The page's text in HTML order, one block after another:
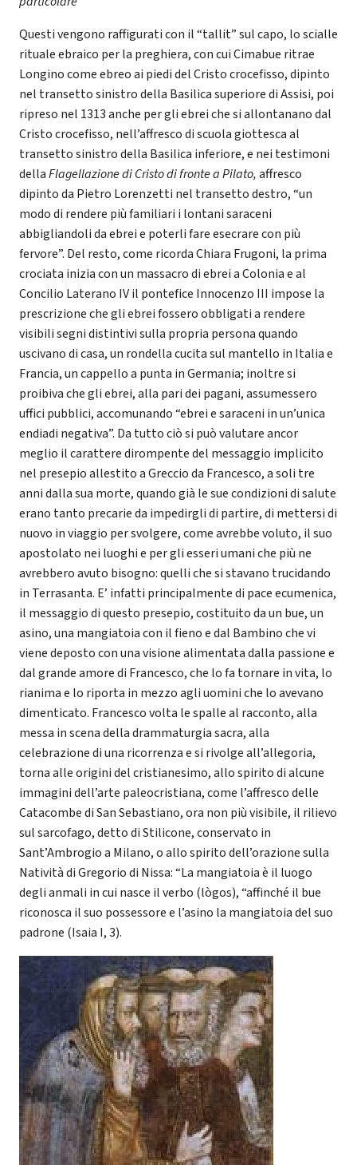
Questi vengono raffigurati con il “tallit” sul capo, lo scialle
rituale ebraico per la preghiera, con cui Cimabue ritrae
Longino come ebreo ai piedi del Cristo crocefisso, dipinto
nel transetto sinistro della Basilica superiore di Assisi, poi
ripreso nel 1313 anche per gli ebrei che si allontanano dal
Cristo crocefisso, nell’affresco di scuola giottesca al
transetto sinistro della Basilica inferiore, e nei testimoni
dellaFlagellazione di Cristo di fronte a Pilato,affresco
dipinto da Pietro Lorenzetti nel transetto destro, “un
modo di rendere più familiari i lontani saraceni
abbigliandoli da ebrei e poterli fare esecrare con più
fervore”. Del resto, come ricorda Chiara Frugoni, la prima
crociata inizia con un massacro di ebrei a Colonia e al
Concilio Laterano IV il pontefice Innocenzo III impose la
prescrizione che gli ebrei fossero obbligati a rendere
visibili segni distintivi sulla propria persona quando
uscivano di casa, un rondella cucita sul mantello in Italia e
Francia, un cappello a punta in Germania; inoltre si
proibiva che gli ebrei, alla pari dei pagani, assumessero
uffici pubblici, accomunando “ebrei e saraceni in un’unica
endiadi negativa”. Da tutto ciò si può valutare ancor
meglio il carattere dirompente del messaggio implicito
nel presepio allestito a Greccio da Francesco, a soli tre
anni dalla sua morte, quando già le sue condizioni di salute
erano tanto precarie da impedirgli di partire, di mettersi di
nuovo in viaggio per svolgere, come avrebbe voluto, il suo
apostolato nei luoghi e per gli esseri umani che più ne
avrebbero avuto bisogno: quelli che si stavano trucidando
in Terrasanta. E’ infatti principalmente di pace ecumenica,
il messaggio di questo presepio, costituito da un bue, un
asino, una mangiatoia con il fieno e dal Bambino che vi
viene deposto con una visione alimentata dalla passione e
dal grande amore di Francesco, che lo fa tornare in vita, lo
rianima e lo riporta in mezzo agli uomini che lo avevano
dimenticato. Francesco volta le spalle al racconto, alla
messa in scena della drammaturgia sacra, alla
celebrazione di una ricorrenza e si rivolge all’allegoria,
torna alle origini del cristianesimo, allo spirito di alcune
immagini dell’arte paleocristiana, come l’affresco delle
Catacombe di San Sebastiano, ora non più visibile, il rilievo
sul sarcofago, detto di Stilicone, conservato in
Sant’Ambrogio a Milano, o allo spirito dell’orazione sulla
Natività di Gregorio di Nissa: “La mangiatoia è il luogo
degli anmali in cui nasce il verbo (lògos), “affinché il bue
riconosca il suo possessore e l’asino la mangiatoia del suo
padrone (Isaia I, 3).